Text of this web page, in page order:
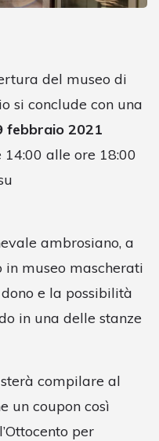
del museo di
si conclude con una
febbraio 2021
14:00 alle ore 18:00
ambrosiano, a
museo mascherati
e la possibilità
in una delle stanze
compilare al
un coupon così
per